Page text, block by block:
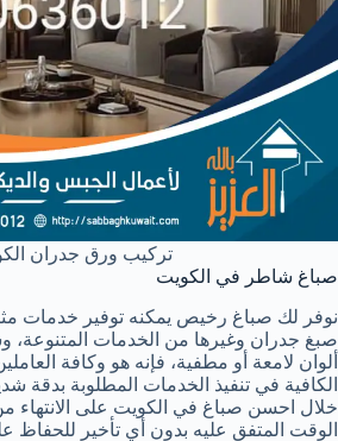
تركيب ورق جدران
صباغ شاطر في الكويت
نوفر لك صباغ رخيص يمكنه توفير خدمات
صبغ جدران وغيرها من الخدمات المتنوعة،
ألوان لامعة أو مطفية، فإنه هو وكافة
الكافية في تنفيذ الخدمات المطلوبة بدقة
خلال احسن صباغ في الكويت على الانتهاء
الوقت المتفق عليه بدون أي تأخير للحفاظ